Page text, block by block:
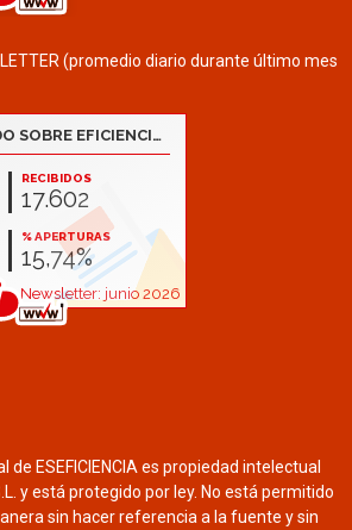
(promedio diario durante último mes
ESEFICIENCIA es propiedad intelectual
y está protegido por ley. No está permitido
sin hacer referencia a la fuente y sin